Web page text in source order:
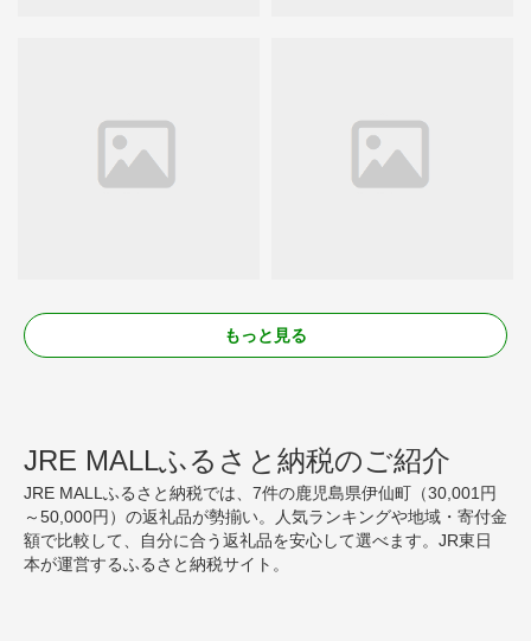
もっと見る
JRE MALLふるさと納税のご紹介
JRE MALLふるさと納税では、7件の鹿児島県伊仙町（30,001円
～50,000円）の返礼品が勢揃い。人気ランキングや地域・寄付金
額で比較して、自分に合う返礼品を安心して選べます。JR東日
本が運営するふるさと納税サイト。